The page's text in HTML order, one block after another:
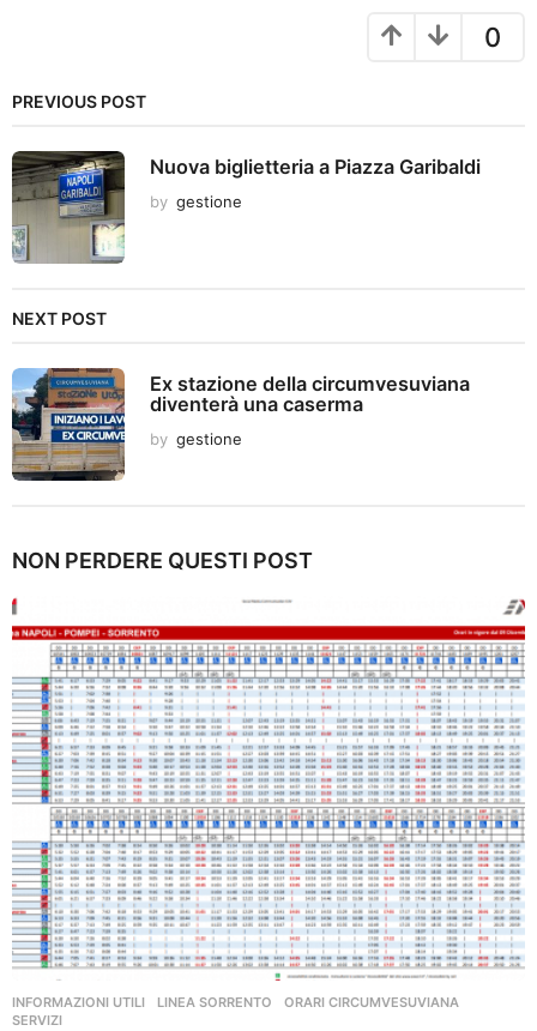
i
n
0
PREVIOUS POST
Nuova biglietteria a Piazza Garibaldi
by gestione
NEXT POST
Ex stazione della circumvesuviana
diventerà una caserma
by gestione
NON PERDERE QUESTI POST
INFORMAZIONI UTILI ,LINEA SORRENTO ,ORARI CIRCUMVESUVIANA
SERVIZI